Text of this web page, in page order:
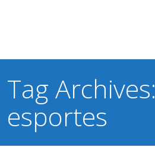
Tag Archives:
esportes